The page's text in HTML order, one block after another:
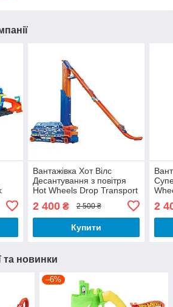
Вантажівка Хот Вілс
Десантування з повітря
Hot Wheels Drop Transport
2 400₴ 2 500 ₴
Купити
2
та новинки
–6%